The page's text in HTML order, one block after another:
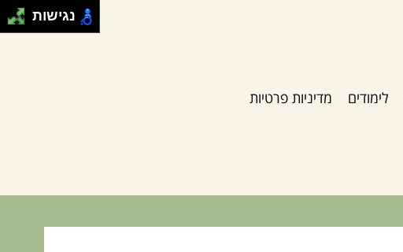
לימודים מדיניות פרטיות
נגישות